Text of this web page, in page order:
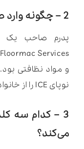
2 – چگونه وارد صنعت نظافت شدید؟
پدرم صاحب یک
نوپای ICE را از خانواده تحویل گرفتم.
3 – کدام سه
می‌کند؟